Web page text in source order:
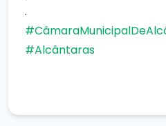
.
#Alcântaras